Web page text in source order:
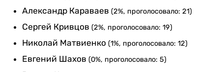
Александр Караваев (2%, проголосовало: 21)
Сергей Кривцов (2%, проголосовало: 19)
Николай Матвиенко (1%, проголосовало: 12)
Евгений Шахов (0%, проголосовало: 5)